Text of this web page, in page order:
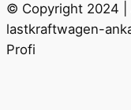
© Copyright 2024 |
lastkraftwagen-
Profi